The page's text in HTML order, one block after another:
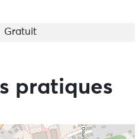
:
prend ses
des toilettes de la reine.
finit par trop durer, il
Gratuit
pratiques